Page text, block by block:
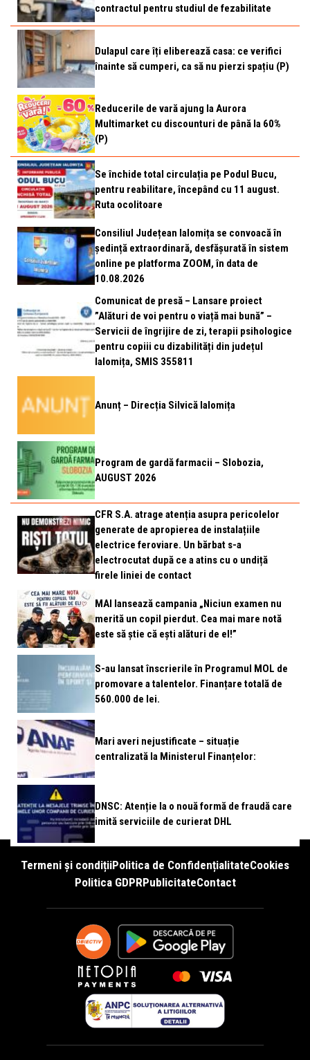
contractul pentru studiul de fezabilitate
Dulapul care îți eliberează casa: ce verifici
înainte să cumperi, ca să nu pierzi spațiu (P)
Reducerile de vară ajung la Aurora
Multimarket cu discounturi de până la 60%
(P)
Se închide total circulația pe Podul Bucu,
pentru reabilitare, începând cu 11 august.
Ruta ocolitoare
Consiliul Județean Ialomița se convoacă în
ședință extraordinară, desfășurată în sistem
online pe platforma ZOOM, în data de
10.08.2026
Comunicat de presă – Lansare proiect
”Alături de voi pentru o viață mai bună” –
Servicii de îngrijire de zi, terapii psihologice
pentru copiii cu dizabilități din județul
Ialomița, SMIS 355811
Anunț – Direcția Silvică Ialomița
Program de gardă farmacii – Slobozia,
AUGUST 2026
CFR S.A. atrage atenția asupra pericolelor
generate de apropierea de instalațiile
electrice feroviare. Un bărbat s-a
electrocutat după ce a atins cu o undiță
firele liniei de contact
MAI lansează campania „Niciun examen nu
merită un copil pierdut. Cea mai mare notă
este să știe că ești alături de el!”
S-au lansat înscrierile în Programul MOL de
promovare a talentelor. Finanțare totală de
560.000 de lei.
Mari averi nejustificate – situație
centralizată la Ministerul Finanțelor:
DNSC: Atenție la o nouă formă de fraudă care
imită serviciile de curierat DHL
Termeni și condițiiPolitica de ConfidențialitateCookies
Politica GDPRPublicitateContact